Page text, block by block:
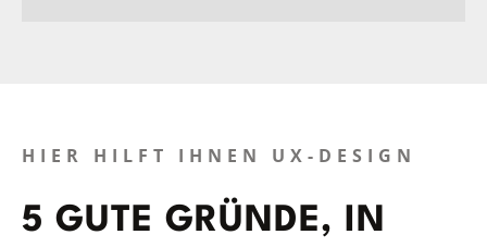
HIER HILFT IHNEN UX-DESIGN
5 GUTE GRÜNDE, IN